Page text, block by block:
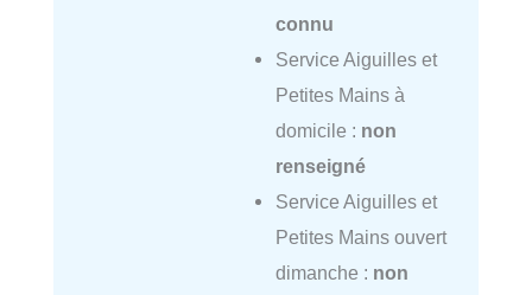
connu
Service Aiguilles et
Petites Mains à
domicile : non
renseigné
Service Aiguilles et
Petites Mains ouvert
dimanche : non